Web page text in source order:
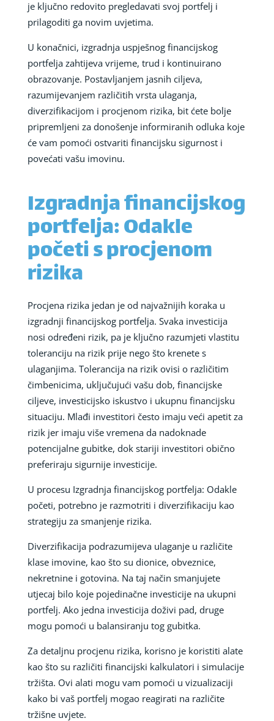
je ključno redovito pregledavati svoj portfelj i
prilagoditi ga novim uvjetima.
U konačnici, izgradnja uspješnog financijskog
portfelja zahtijeva vrijeme, trud i kontinuirano
obrazovanje. Postavljanjem jasnih ciljeva,
razumijevanjem različitih vrsta ulaganja,
diverzifikacijom i procjenom rizika, bit ćete bolje
pripremljeni za donošenje informiranih odluka koje
će vam pomoći ostvariti financijsku sigurnost i
povećati vašu imovinu.
Izgradnja financijskog
portfelja: Odakle
početi s procjenom
rizika
Procjena rizika jedan je od najvažnijih koraka u
izgradnji financijskog portfelja. Svaka investicija
nosi određeni rizik, pa je ključno razumjeti vlastitu
toleranciju na rizik prije nego što krenete s
ulaganjima. Tolerancija na rizik ovisi o različitim
čimbenicima, uključujući vašu dob, financijske
ciljeve, investicijsko iskustvo i ukupnu financijsku
situaciju. Mlađi investitori često imaju veći apetit za
rizik jer imaju više vremena da nadoknade
potencijalne gubitke, dok stariji investitori obično
preferiraju sigurnije investicije.
U procesu Izgradnja financijskog portfelja: Odakle
početi, potrebno je razmotriti i diverzifikaciju kao
strategiju za smanjenje rizika.
Diverzifikacija podrazumijeva ulaganje u različite
klase imovine, kao što su dionice, obveznice,
nekretnine i gotovina. Na taj način smanjujete
utjecaj bilo koje pojedinačne investicije na ukupni
portfelj. Ako jedna investicija doživi pad, druge
mogu pomoći u balansiranju tog gubitka.
Za detaljnu procjenu rizika, korisno je koristiti alate
kao što su različiti financijski kalkulatori i simulacije
tržišta. Ovi alati mogu vam pomoći u vizualizaciji
kako bi vaš portfelj mogao reagirati na različite
tržišne uvjete.